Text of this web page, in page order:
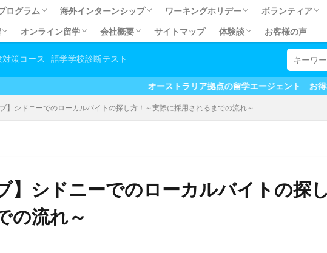
ログラム
ログラム
(TECSOL)
海外インターンシップ
オーストラリア有給インターンシップ
オーストラリア有給インターンシップ体験談
有給インターンシップQ&A
カナダ有給インターンシップ
オーストラリア無給インターンシップ
オーストラリア無給インターンシップ体験談
無給インターンシップＱ＆Ａ
ワーキングホリデー
ワーキングホリデーとは？
留学費用の元が取れるワーホリの方法
ワーホリお得なパッケージ
英語力向上だけじゃない！ホームステイ
あなたに合うビザを見つけよう！ビザの
【コラム】ワーホリ＆留学の成功の秘訣！
【準備編】海外生活必須アイテム
【準備編】オーストラリア交通ICカード
ボランティア
幼稚園ボランテ
日本語教師アシ
就職すい国No.1！で暮らす
取得への道
続きの流れ
て永住権が目指せる道
請を依頼する利点
にまつわるよくある質問
オンライン留学
コスト抑えて英語力アップ！オンライン留学
しっかり英語力アップ！セレクティブ英会話
お家でお手軽英語学習♪オンライン英会話
会社概要
会社概要
アクセス
マイステージ スタッフプロフィール
プライバシーポリシー
サイトマップ 体験談
有給インターンシップ体
無給インターンシップ体
大学生春休み/夏休みプロ
ボランティア体験談
ホームステイ・田舎ステイ
マイステージ利用者の声
オンライン留学＆英会話
お客様の声
対策コース 語学学校診断テスト
オーストラリア拠点の留学エージェント お得なキャンペーン
ブ】シドニーでのローカルバイトの探し方！～実際に採用されるまでの流れ～
】シドニーでのローカルバイトの探
の流れ～